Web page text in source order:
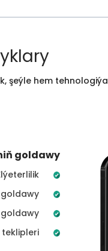
şeýle hem
goldawy
goldawy
teklipleri